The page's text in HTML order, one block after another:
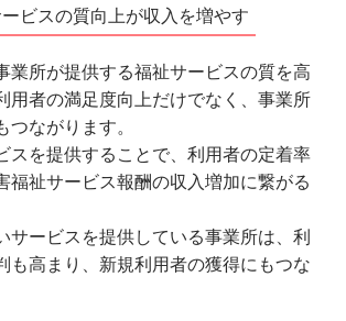
ビスの質向上が収入を増やす
業所が提供する福祉サービスの質を高
用者の満足度向上だけでなく、事業所
ながります。
スを提供することで、利用者の定着率
福祉サービス報酬の収入増加に繋がる
サービスを提供している事業所は、利
も高まり、新規利用者の獲得にもつな